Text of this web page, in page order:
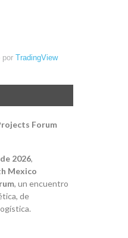
por TradingView
Forum
2026,
Mexico
, un encuentro
de